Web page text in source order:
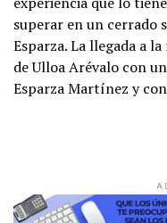
superar en un cerrado
Esparza. La llegada a
de Ulloa Arévalo con
Esparza Martínez y